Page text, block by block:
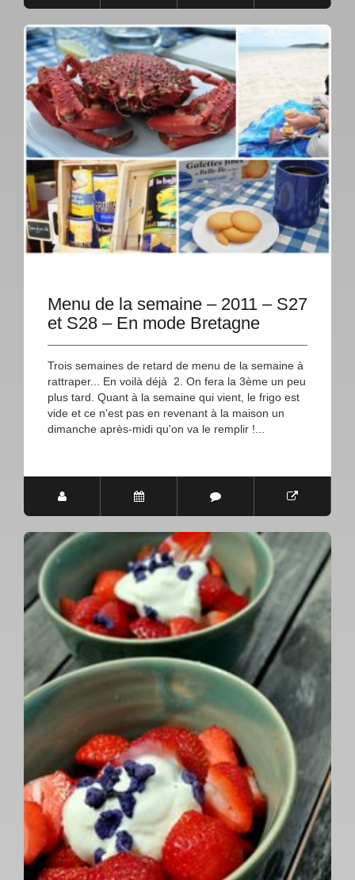
Menu de la semaine – 2011 – S27
et S28 – En mode Bretagne
Trois semaines de retard de menu de la semaine à
rattraper... En voilà déjà 2. On fera la 3ème un peu
plus tard. Quant à la semaine qui vient, le frigo est
vide et ce n'est pas en revenant à la maison un
dimanche après-midi qu'on va le remplir !...